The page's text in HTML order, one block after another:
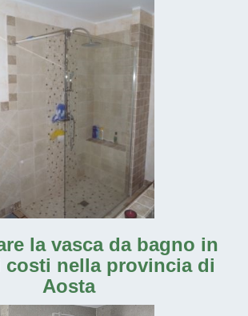
la vasca da bagno in
costi nella provincia di
Aosta